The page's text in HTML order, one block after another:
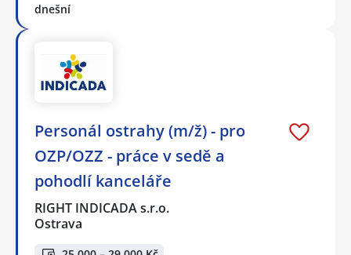
dnešní
Personál ostrahy (m/ž) - pro
OZP/OZZ - práce v sedě a
pohodlí kanceláře
RIGHT INDICADA s.r.o.
Ostrava